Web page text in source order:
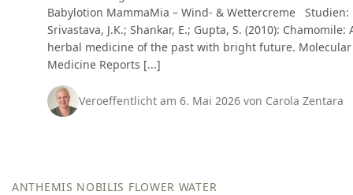
Babylotion MammaMia – Wind- & Wettercreme Studien:
Srivastava, J.K.; Shankar, E.; Gupta, S. (2010): Chamomile:
herbal medicine of the past with bright future. Molecular
Medicine Reports [...]
Veroeffentlicht am 6. Mai 2026 von Carola Zentara
ANTHEMIS NOBILIS FLOWER WATER